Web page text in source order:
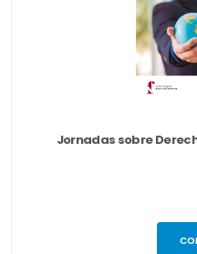
Jornadas sobre